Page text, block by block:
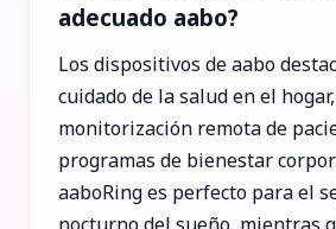
adecuado aabo?
Los dispositivos de aabo
cuidado de la salud en el
monitorización remota de
programas de bienestar
aaboRing es perfecto para el